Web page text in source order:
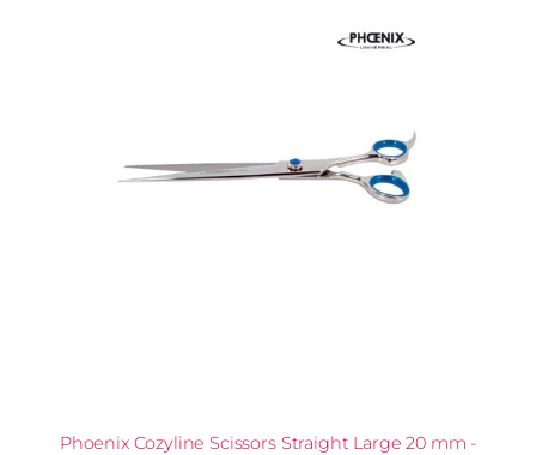
Phoenix Cozyline Scissors Straight Large 20 mm -